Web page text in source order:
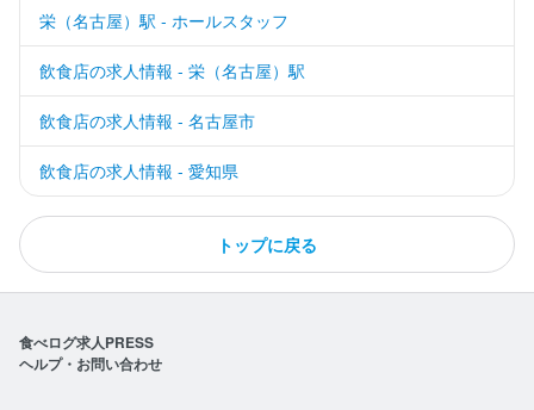
栄（名古屋）駅 - ホールスタッフ
飲食店の求人情報 - 栄（名古屋）駅
飲食店の求人情報 - 名古屋市
飲食店の求人情報 - 愛知県
トップに戻る
食べログ求人PRESS
ヘルプ・お問い合わせ